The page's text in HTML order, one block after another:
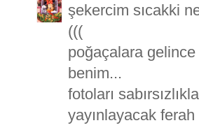
şekercim sıcakki
(((
poğaçalara
benim...
fotoları
yayınlayacak ferah